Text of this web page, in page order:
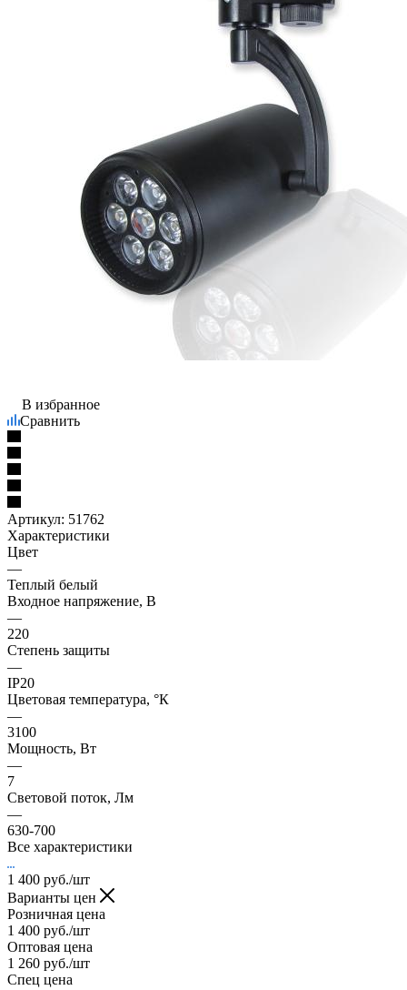
В избранное
Сравнить
Артикул: 51762
Характеристики
Цвет
—
Теплый белый
Входное напряжение, В
—
220
Степень защиты
—
IP20
Цветовая температура, °К
—
3100
Мощность, Вт
—
7
Световой поток, Лм
—
630-700
Все характеристики
1 400 руб./шт
Варианты цен
Розничная цена
1 400 руб./шт
Оптовая цена
1 260 руб./шт
Спец цена